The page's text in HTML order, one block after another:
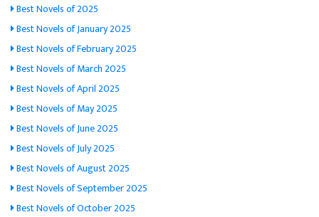
Best Novels of 2025
Best Novels of January 2025
Best Novels of February 2025
Best Novels of March 2025
Best Novels of April 2025
Best Novels of May 2025
Best Novels of June 2025
Best Novels of July 2025
Best Novels of August 2025
Best Novels of September 2025
Best Novels of October 2025